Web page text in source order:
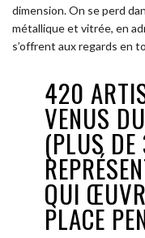
dimension. On se perd
métallique et vitrée, en
s’offrent aux regards en
420
VENUS
(PLUS
QUI
PLACE